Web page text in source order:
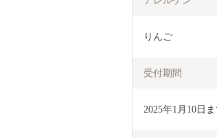
りんご
受付期間
2025年1月10日